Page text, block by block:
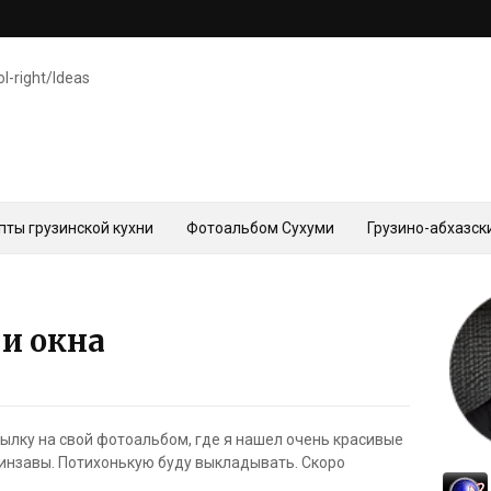
right/Ideas
грузинской кухни Фотоальбом Сухуми Грузино-
окна
на свой фотоальбом, где я нашел очень красивые
Потихонькую буду выкладывать. Скоро